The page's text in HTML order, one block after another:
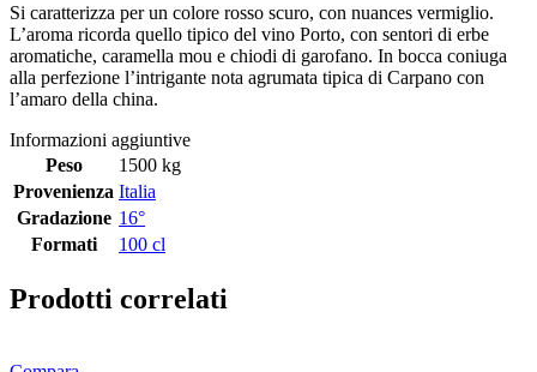
Si caratterizza per un colore rosso scuro, con nuances vermiglio.
L’aroma ricorda quello tipico del vino Porto, con sentori di erbe
aromatiche, caramella mou e chiodi di garofano. In bocca coniuga
alla perfezione l’intrigante nota agrumata tipica di Carpano con
l’amaro della china.
Informazioni aggiuntive
Peso
1500 kg
Provenienza Italia
Gradazione 16°
Formati
100 cl
Prodotti correlati